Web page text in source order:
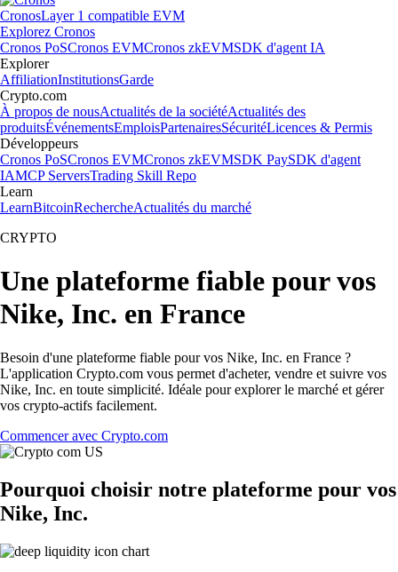
CronosLayer 1 compatible EVM
Explorez Cronos
Cronos PoSCronos EVMCronos zkEVMSDK d'agent IA
Explorer
AffiliationInstitutionsGarde
Crypto.com
À propos de nousActualités de la sociétéActualités des
produitsÉvénementsEmploisPartenairesSécuritéLicences & Permis
Développeurs
Cronos PoSCronos EVMCronos zkEVMSDK PaySDK d'agent
IAMCP ServersTrading Skill Repo
Learn
LearnBitcoinRechercheActualités du marché
CRYPTO
Une plateforme fiable pour vos
Nike, Inc. en France
Besoin d'une plateforme fiable pour vos Nike, Inc. en France ?
L'application Crypto.com vous permet d'acheter, vendre et suivre vos
Nike, Inc. en toute simplicité. Idéale pour explorer le marché et gérer
vos crypto-actifs facilement.
Commencer avec Crypto.com
Pourquoi choisir notre plateforme pour vos
Nike, Inc.